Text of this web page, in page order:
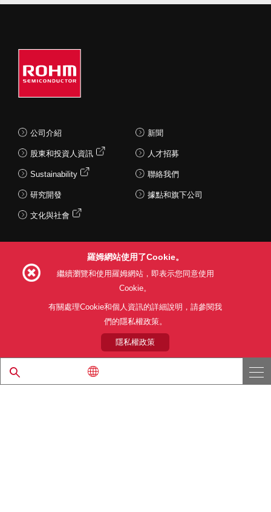
公司介紹
股東和投資人資訊
Sustainability
研究開發
文化與社會
新聞
人才招募
聯絡我們
據點和旗下公司
利用目的 隱私權政策
關於本公司產品銷售之標準條款(PDF)
© 1997 - 2026 ROHM CO., LTD. ALL RIGHTS RESERVED.
羅姆網站使用了Cookie。
繼續瀏覽和使用羅姆網站，即表示您同意使用
Cookie。
有關處理Cookie和個人資訊的詳細說明，請參閱我
們的隱私權政策。
隱私權政策